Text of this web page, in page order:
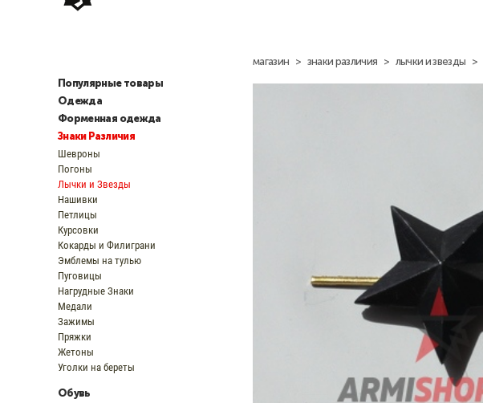
Популярные товары
Одежда
Форменная одежда
Знаки Различия
Шевроны
Погоны
Лычки и Звезды
Нашивки
Петлицы
Курсовки
Кокарды и Филиграни
Эмблемы на тулью
Пуговицы
Нагрудные Знаки
Медали
Зажимы
Пряжки
Жетоны
Уголки на береты
Обувь
магазин > знаки различия > лычки и звезды >